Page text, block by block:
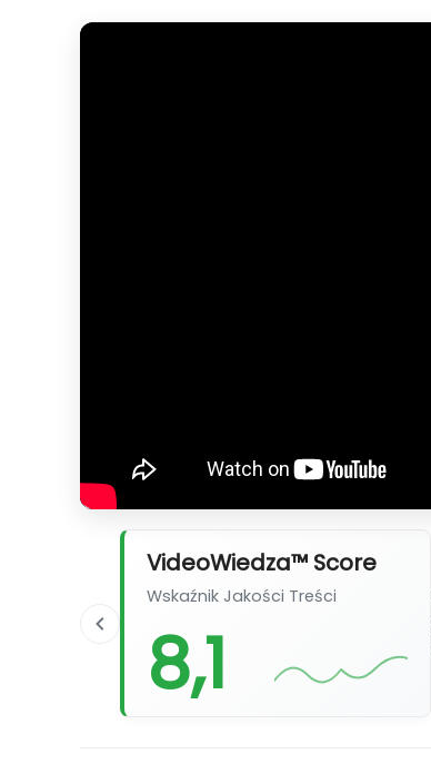
VideoWiedza™ Score
Wskaźnik Jakości Treści
8,1